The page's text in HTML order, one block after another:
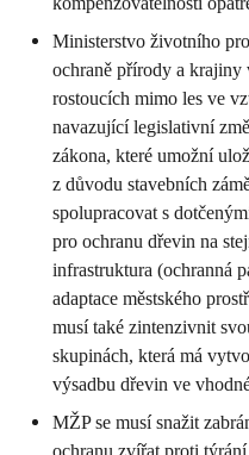
Ministerstvo životního
ochraně přírody a
rostoucích mimo les ve
navazující legislativní
zákona, které umožní
z důvodu stavebních
spolupracovat s
pro ochranu dřevin na
infrastruktura (ochranná
adaptace městského
musí také zintenzivnit
skupinách, která má
výsadbu dřevin ve
MŽP se musí snažit